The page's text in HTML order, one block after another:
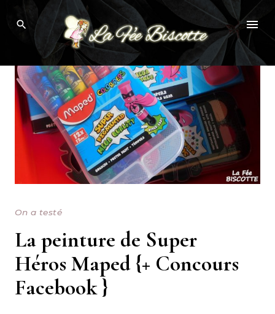
content
On a testé
La peinture de Super
Héros Maped {+ Concours
Facebook }